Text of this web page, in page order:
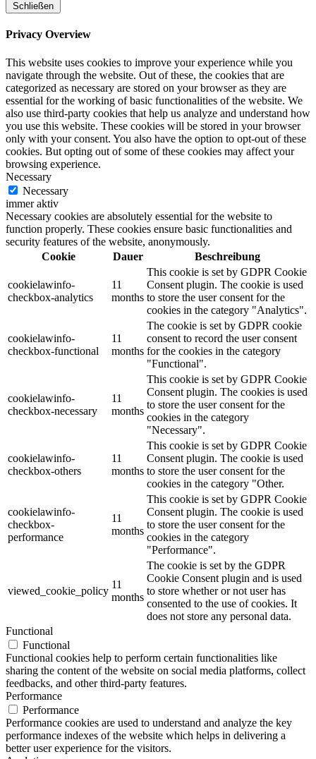
Schließen
Privacy Overview
This website uses cookies to improve your experience while you
navigate through the website. Out of these, the cookies that are
categorized as necessary are stored on your browser as they are
essential for the working of basic functionalities of the website. We
also use third-party cookies that help us analyze and understand how
you use this website. These cookies will be stored in your browser
only with your consent. You also have the option to opt-out of these
cookies. But opting out of some of these cookies may affect your
browsing experience.
Necessary
Necessary
immer aktiv
Necessary cookies are absolutely essential for the website to
function properly. These cookies ensure basic functionalities and
security features of the website, anonymously.
Cookie
Dauer Beschreibung
cookielawinfo-
checkbox-analytics
11
months
This cookie is set by GDPR Cookie
Consent plugin. The cookie is used
to store the user consent for the
cookies in the category "Analytics".
cookielawinfo-
checkbox-functional
11
months
The cookie is set by GDPR cookie
consent to record the user consent
for the cookies in the category
"Functional".
cookielawinfo-
checkbox-necessary
11
months
This cookie is set by GDPR Cookie
Consent plugin. The cookies is used
to store the user consent for the
cookies in the category
"Necessary".
cookielawinfo-
checkbox-others
11
months
This cookie is set by GDPR Cookie
Consent plugin. The cookie is used
to store the user consent for the
cookies in the category "Other.
cookielawinfo-
checkbox-
performance
11
months
This cookie is set by GDPR Cookie
Consent plugin. The cookie is used
to store the user consent for the
cookies in the category
"Performance".
viewed_cookie_policy
11
months
The cookie is set by the GDPR
Cookie Consent plugin and is used
to store whether or not user has
consented to the use of cookies. It
does not store any personal data.
Functional
Functional
Functional cookies help to perform certain functionalities like
sharing the content of the website on social media platforms, collect
feedbacks, and other third-party features.
Performance
Performance
Performance cookies are used to understand and analyze the key
performance indexes of the website which helps in delivering a
better user experience for the visitors.